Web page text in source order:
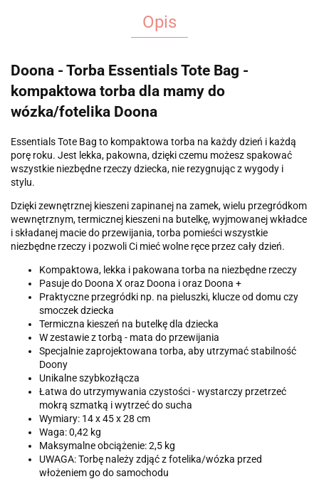
Opis
Doona - Torba Essentials Tote Bag -
kompaktowa torba dla mamy do
wózka/fotelika Doona
Essentials Tote Bag to kompaktowa torba na każdy dzień i każdą
porę roku. Jest lekka, pakowna, dzięki czemu możesz spakować
wszystkie niezbędne rzeczy dziecka, nie rezygnując z wygody i
stylu.
Dzięki zewnętrznej kieszeni zapinanej na zamek, wielu przegródkom
wewnętrznym, termicznej kieszeni na butelkę, wyjmowanej wkładce
i składanej macie do przewijania, torba pomieści wszystkie
niezbędne rzeczy i pozwoli Ci mieć wolne ręce przez cały dzień.
Kompaktowa, lekka i pakowana torba na niezbędne rzeczy
Pasuje do Doona X oraz Doona i oraz Doona +
Praktyczne przegródki np. na pieluszki, klucze od domu czy
smoczek dziecka
Termiczna kieszeń na butelkę dla dziecka
W zestawie z torbą - mata do przewijania
Specjalnie zaprojektowana torba, aby utrzymać stabilność
Doony
Unikalne szybkozłącza
Łatwa do utrzymywania czystości - wystarczy przetrzeć
mokrą szmatką i wytrzeć do sucha
Wymiary: 14 x 45 x 28 cm
Waga: 0,42 kg
Maksymalne obciążenie: 2,5 kg
UWAGA: Torbę należy zdjąć z fotelika/wózka przed
włożeniem go do samochodu